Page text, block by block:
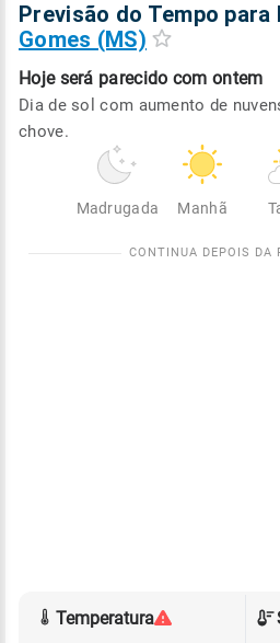
Previsão do Tempo para
Gomes (MS)
Hoje será parecido com ontem
Dia de sol com aumento de
chove.
Madrugada Manhã
Temperatura